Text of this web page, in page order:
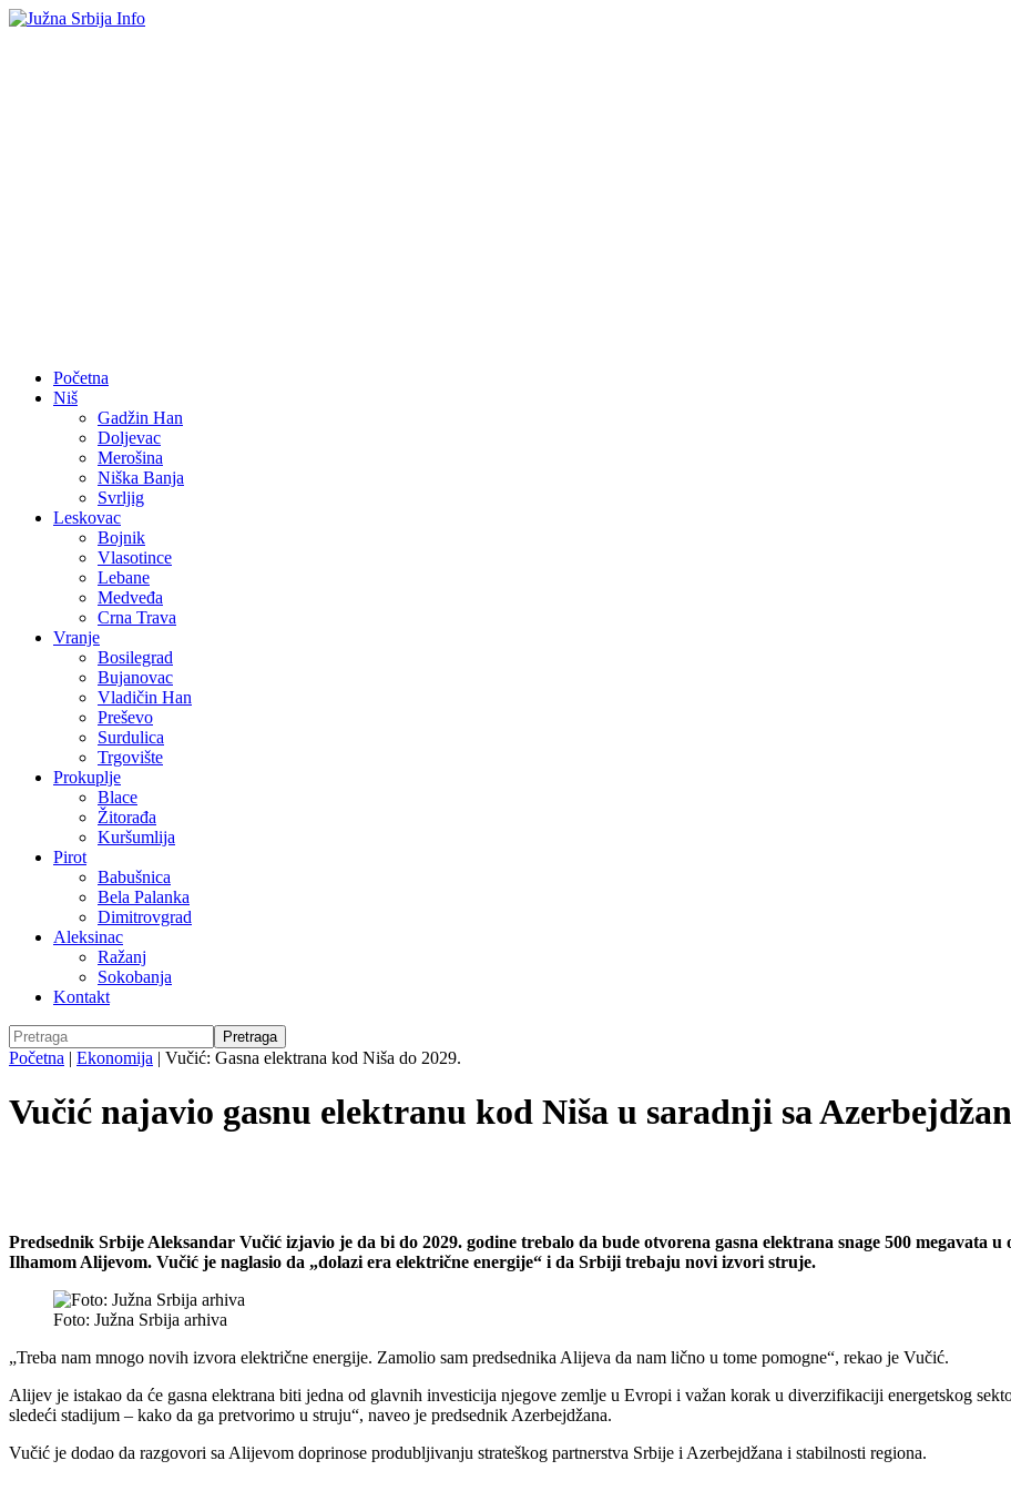
Početna
Niš
Gadžin Han
Doljevac
Merošina
Niška Banja
Svrljig
Leskovac
Bojnik
Vlasotince
Lebane
Medveđa
Crna Trava
Vranje
Bosilegrad
Bujanovac
Vladičin Han
Preševo
Surdulica
Trgovište
Prokuplje
Blace
Žitorađa
Kuršumlija
Pirot
Babušnica
Bela Palanka
Dimitrovgrad
Aleksinac
Ražanj
Sokobanja
Kontakt
Početna | Ekonomija | Vučić: Gasna elektrana kod Niša do 2029.
Vučić najavio gasnu elektranu kod Niša u saradnji sa
Predsednik Srbije Aleksandar Vučić izjavio je da bi do 2029. godine trebalo da bude otvorena gasna elektrana snage 500 megavata
Ilhamom Alijevom. Vučić je naglasio da „dolazi era električne energije“ i da Srbiji trebaju novi izvori struje.
Foto: Južna Srbija arhiva
„Treba nam mnogo novih izvora električne energije. Zamolio sam predsednika Alijeva da nam lično u tome pomogne“, rekao je Vučić.
Alijev je istakao da će gasna elektrana biti jedna od glavnih investicija njegove zemlje u Evropi i važan korak u diverzifikaciji energetskog
sledeći stadijum – kako da ga pretvorimo u struju“, naveo je predsednik Azerbejdžana.
Vučić je dodao da razgovori sa Alijevom doprinose produbljivanju strateškog partnerstva Srbije i Azerbejdžana i stabilnosti regiona.